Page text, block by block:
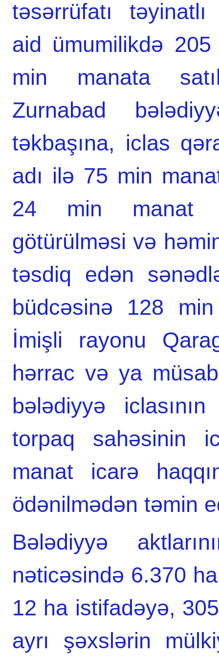
təsərrüfatı
aid ümumilikdə
min manata
Zurnabad
təkbaşına, iclas
adı ilə 75 min
24 min manat
götürülməsi və
təsdiq edən
büdcəsinə 128
İmişli rayonu
hərrac və ya
bələdiyyə
torpaq sahəsinin
manat icarə
ödənilmədən təmin
Bələdiyyə
nəticəsində 6.370
12 ha istifadəyə,
ayrı şəxslərin